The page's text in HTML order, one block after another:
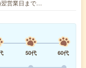
営業日まで…
50代
60代